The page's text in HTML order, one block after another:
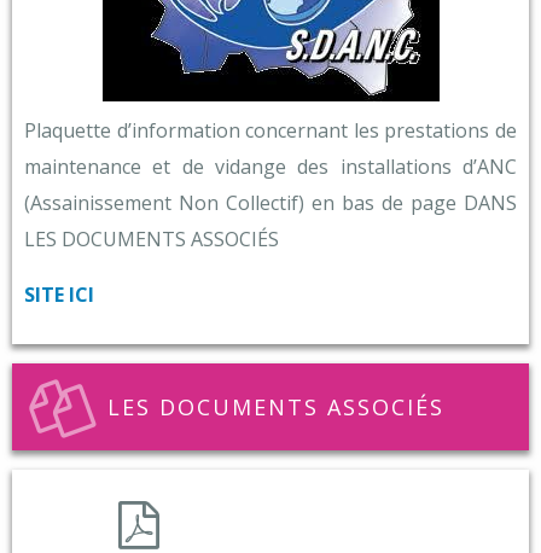
Plaquette d’information concernant les prestations de
maintenance et de vidange des installations d’ANC
(Assainissement Non Collectif) en bas de page DANS
LES DOCUMENTS ASSOCIÉS
SITE ICI
LES DOCUMENTS ASSOCIÉS